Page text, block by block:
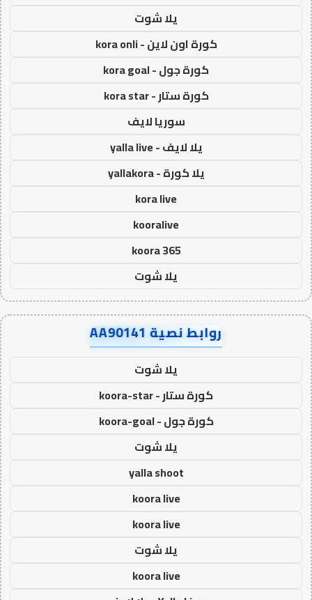
يلا شوت
كورة اون لاين - kora onli
كورة جول - kora goal
كورة ستار - kora star
سوريا لايف
يلا لايف - yalla live
يلا كورة - yallakora
kora live
kooralive
koora 365
يلا شوت
روابط نصية AA90141
يلا شوت
كورة ستار - koora-star
كورة جول - koora-goal
يلا شوت
yalla shoot
koora live
koora live
يلا شوت
koora live